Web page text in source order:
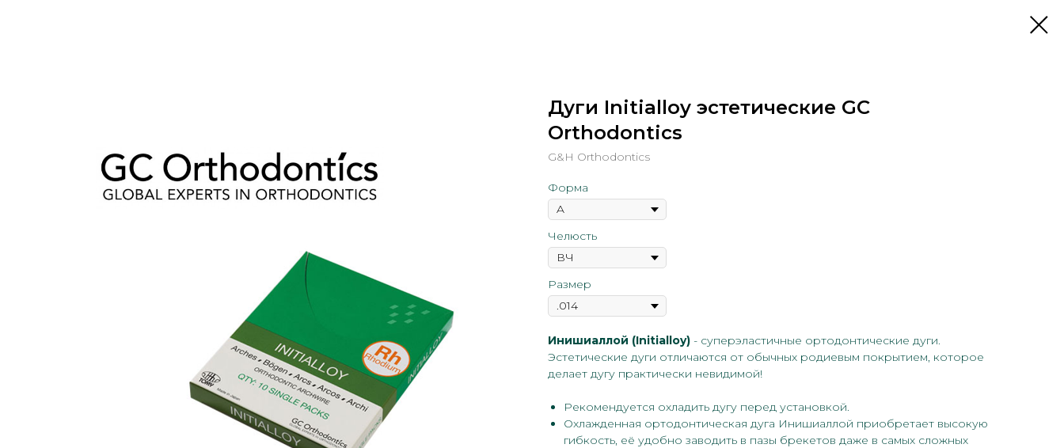
Дуги Initialloy эстетические GC
Orthodontics
G&H Orthodontics
Форма
Челюсть
Размер
Инишиаллой (Initialloy) - cуперэластичные ортодонтические дуги.
Эстетические дуги отличаются от обычных родиевым покрытием, которое
делает дугу практически невидимой!
Рекомендуется охладить дугу перед установкой.
Охлажденная ортодонтическая дуга Инишиаллой приобретает высокую
гибкость, её удобно заводить в пазы брекетов даже в самых сложных